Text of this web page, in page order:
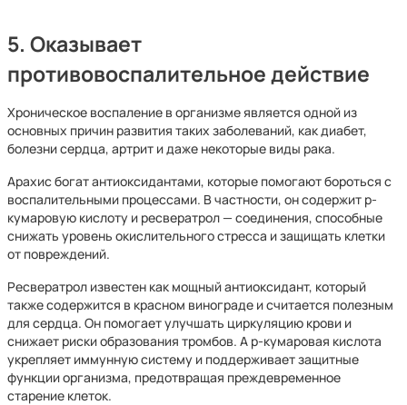
5. Оказывает
противовоспалительное действие
Хроническое воспаление в организме является одной из
основных причин развития таких заболеваний, как диабет,
болезни сердца, артрит и даже некоторые виды рака.
Арахис богат антиоксидантами, которые помогают бороться с
воспалительными процессами. В частности, он содержит p-
кумаровую кислоту и ресвератрол — соединения, способные
снижать уровень окислительного стресса и защищать клетки
от повреждений.
Ресвератрол известен как мощный антиоксидант, который
также содержится в красном винограде и считается полезным
для сердца. Он помогает улучшать циркуляцию крови и
снижает риски образования тромбов. А p-кумаровая кислота
укрепляет иммунную систему и поддерживает защитные
функции организма, предотвращая преждевременное
старение клеток.